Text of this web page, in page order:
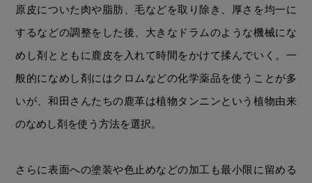
原皮についた肉や脂肪、毛などを取り除き、厚さを均一に
するなどの調整をした後、大きなドラムのような機械にな
めし剤とともに鹿皮を入れて時間をかけて揉んでいく。一
般的になめし剤にはクロムなどの化学薬品を使うことが多
いが、和田さんたちの鹿革は植物タンニンという植物由来
のなめし剤を使う方法を選択。
さらに表面への塗装や色止めなどの加工も最小限に留める